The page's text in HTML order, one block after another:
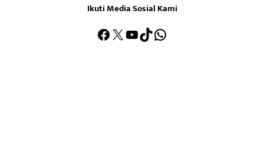
Ikuti Media Sosial Kami
Facebook
X YouTube
TikTokWhatsApp